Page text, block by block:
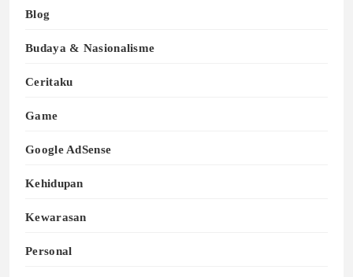
Blog
Budaya & Nasionalisme
Ceritaku
Game
Google AdSense
Kehidupan
Kewarasan
Personal